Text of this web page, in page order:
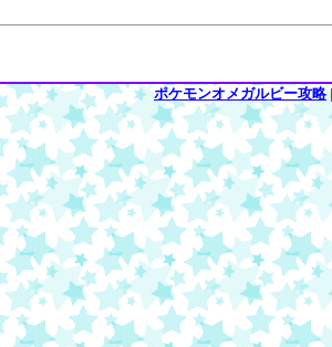
ポケモンオメガルビー攻略